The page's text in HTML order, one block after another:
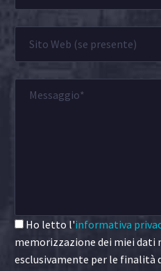
Ho letto l'informativa
memorizzazione dei miei dati
esclusivamente per le finalità